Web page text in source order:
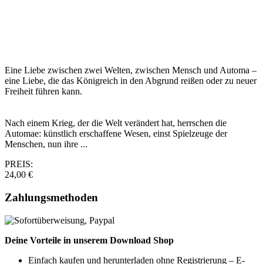
Eine Liebe zwischen zwei Welten, zwischen Mensch und Automa –
eine Liebe, die das Königreich in den Abgrund reißen oder zu neuer
Freiheit führen kann.
Nach einem Krieg, der die Welt verändert hat, herrschen die
Automae: künstlich erschaffene Wesen, einst Spielzeuge der
Menschen, nun ihre ...
PREIS:
24,00 €
Zahlungsmethoden
Deine Vorteile in unserem Download Shop
Einfach kaufen und herunterladen ohne Registrierung – E-